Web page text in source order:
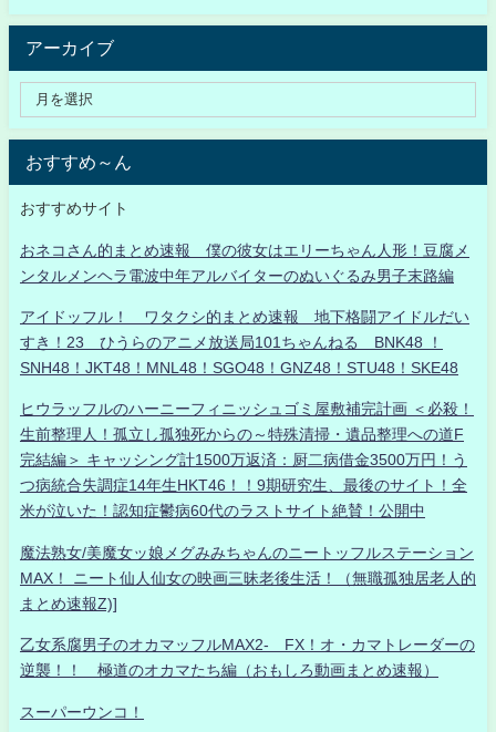
アーカイブ
おすすめ～ん
おすすめサイト
おネコさん的まとめ速報 僕の彼女はエリーちゃん人形！豆腐メ
ンタルメンヘラ電波中年アルバイターのぬいぐるみ男子末路編
アイドッフル！ ワタクシ的まとめ速報 地下格闘アイドルだい
すき！23 ひうらのアニメ放送局101ちゃんねる BNK48 ！
SNH48！JKT48！MNL48！SGO48！GNZ48！STU48！SKE48
ヒウラッフルのハーニーフィニッシュゴミ屋敷補完計画 ＜必殺！
生前整理人！孤立し孤独死からの～特殊清掃・遺品整理への道F
完結編＞ キャッシング計1500万返済：厨二病借金3500万円！う
つ病統合失調症14年生HKT46！！9期研究生、最後のサイト！全
米が泣いた！認知症鬱病60代のラストサイト絶賛！公開中
魔法熟女/美魔女ッ娘メグみみちゃんのニートッフルステーション
MAX！ ニート仙人仙女の映画三昧老後生活！（無職孤独居老人的
まとめ速報Z)]
乙女系腐男子のオカマッフルMAX2- FX！オ・カマトレーダーの
逆襲！！ 極道のオカマたち編（おもしろ動画まとめ速報）
スーパーウンコ！